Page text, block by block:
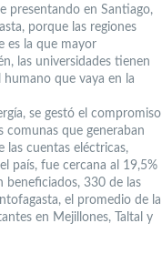
presentando en Santiago,
porque las regiones
es la que mayor
las universidades tienen
que vaya en la
se gestó el compromiso
comunas que generaban
las cuentas eléctricas,
país, fue cercana al 19,5%
beneficiados, 330 de las
el promedio de la
en Mejillones, Taltal y